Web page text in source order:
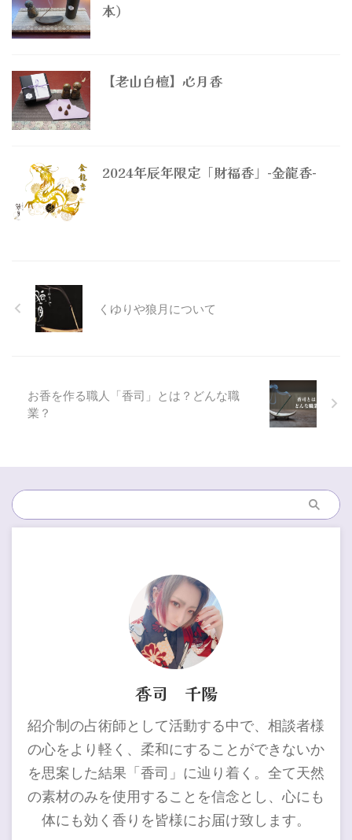
本）
【老山白檀】心月香
2024年辰年限定「財福香」-金龍香-
くゆりや狼月について
お香を作る職人「香司」とは？どんな職
業？
香司 千陽
紹介制の占術師として活動する中で、相談者様
の心をより軽く、柔和にすることができないか
を思案した結果「香司」に辿り着く。全て天然
の素材のみを使用することを信念とし、心にも
体にも効く香りを皆様にお届け致します。